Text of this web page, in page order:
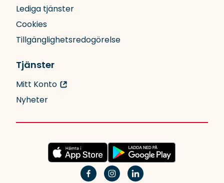
Lediga tjänster
Cookies
Tillgänglighetsredogörelse
Tjänster
Mitt Konto
Nyheter